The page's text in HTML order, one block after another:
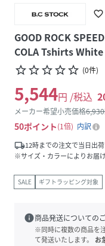
favorite_border
GOOD ROCK
COLA Tshirts White
star_borderstar_borderstar_borderstar_borderstar_border (0件)
5,544円 /税込
メーカー希望小売価格6,930
50ポイント 1倍
内訳
local_shipping12時までの注文で当日出荷
※サイズ・カラーによりお届
SALE ギフトラッピング対象
info商品発送についての
※同時に複数の商品を
て発送いたします。
お